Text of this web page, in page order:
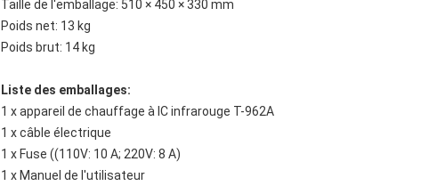
Taille de l'emballage: 510 × 450 × 330 mm
Poids net: 13 kg
Poids brut: 14 kg
Liste des emballages:
1 x appareil de chauffage à IC infrarouge T-962A
1 x câble électrique
1 x Fuse ((110V: 10 A; 220V: 8 A)
1 x Manuel de l'utilisateur